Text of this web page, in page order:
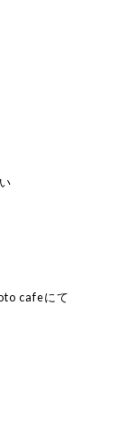
cafeにて